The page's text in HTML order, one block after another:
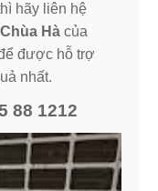
hãy liên hệ
Hà của
được hỗ trợ
nhất.
88 1212